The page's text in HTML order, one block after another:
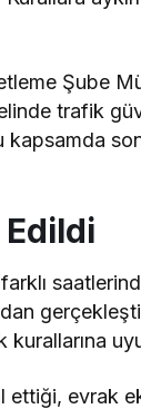
Şube
trafik
kapsamda
ettiği, evrak